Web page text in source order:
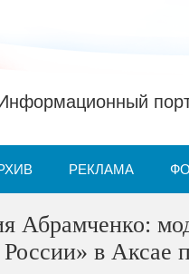
РЕКЛАМА
Абрамченко:
России» в Аксае